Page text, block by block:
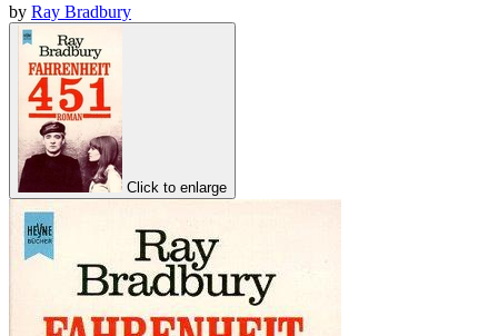
by Ray Bradbury
Click to enlarge